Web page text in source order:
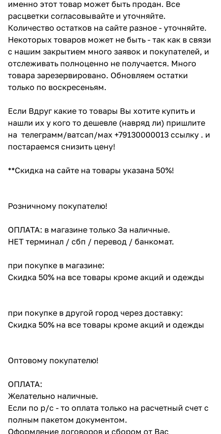
именно этот товар может быть продан. Все
расцветки согласовывайте и уточняйте.
Количество остатков на сайте разное - уточняйте.
Некоторых товаров может не быть - так как в связи
с нашим закрытием много заявок и покупателей, и
отслеживать полноценно не получается. Много
товара зарезервировано. Обновляем остатки
только по воскресеньям.
Если Вдруг какие то товары Вы хотите купить и
нашли их у кого то дешевле (навряд ли) пришлите
на телеграмм/ватсап/мах +79130000013 ссылку . и
постараемся снизить цену!
**Скидка на сайте на товары указана 50%!
Розничному покупателю!
ОПЛАТА: в магазине только За наличные.
НЕТ терминал / сбп / перевод / банкомат.
при покупке в магазине:
Скидка 50% на все товары кроме акций и одежды
при покупке в другой город через доставку:
Скидка 50% на все товары кроме акций и одежды
Оптовому покупателю!
ОПЛАТА:
Желательно наличные.
Если по р/с - то оплата только на расчетный счет с
полным пакетом документом.
Оформление договоров и сбором от Вас